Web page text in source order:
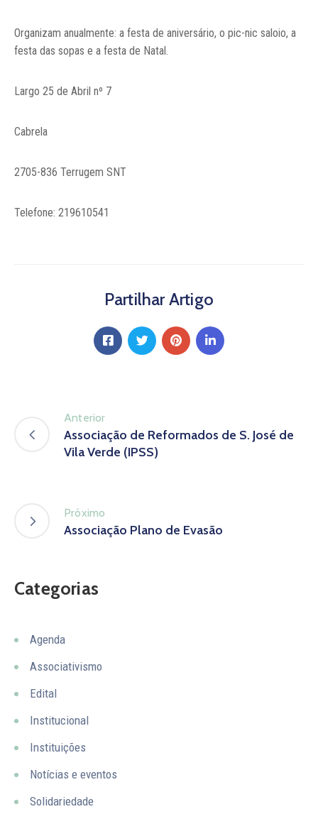
Organizam anualmente: a festa de aniversário, o pic-nic saloio, a
festa das sopas e a festa de Natal.
Largo 25 de Abril nº 7
Cabrela
2705-836 Terrugem SNT
Telefone: 219610541
Partilhar Artigo
Anterior
Associação de Reformados de S. José de
Vila Verde (IPSS)
Próximo
Associação Plano de Evasão
Categorias
Agenda
Associativismo
Edital
Institucional
Instituições
Notícias e eventos
Solidariedade